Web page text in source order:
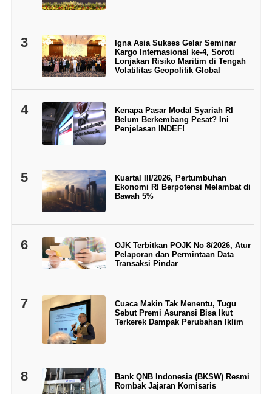
3
Igna Asia Sukses Gelar Seminar
Kargo Internasional ke-4, Soroti
Lonjakan Risiko Maritim di Tengah
Volatilitas Geopolitik Global
4
Kenapa Pasar Modal Syariah RI
Belum Berkembang Pesat? Ini
Penjelasan INDEF!
5
Kuartal III/2026, Pertumbuhan
Ekonomi RI Berpotensi Melambat di
Bawah 5%
6
OJK Terbitkan POJK No 8/2026, Atur
Pelaporan dan Permintaan Data
Transaksi Pindar
7
Cuaca Makin Tak Menentu, Tugu
Sebut Premi Asuransi Bisa Ikut
Terkerek Dampak Perubahan Iklim
8
Bank QNB Indonesia (BKSW) Resmi
Rombak Jajaran Komisaris